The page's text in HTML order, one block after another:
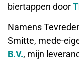
biertappen door
Namens
Smitte, mede-
B.V., mijn